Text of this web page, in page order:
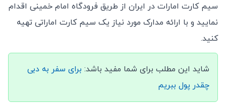
سیم کارت امارات در ایران از طریق فرودگاه امام خمینی اقدام
نمایید و با ارائه مدارک مورد نیاز یک سیم کارت اماراتی تهیه
کنید.
شاید این مطلب برای شما مفید باشد: برای سفر به دبی
چقدر پول ببریم